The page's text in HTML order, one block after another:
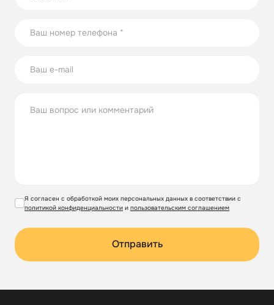
Я согласен с обработкой моих персональных данных в соответствии с
политикой конфиденциальности и пользовательским соглашением
Отправить